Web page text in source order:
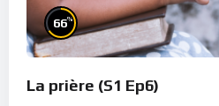
66%
La prière (S1 Ep6)